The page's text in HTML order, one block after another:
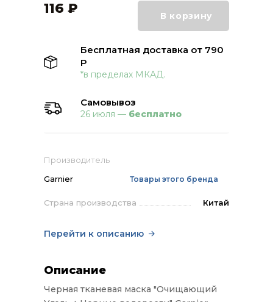
Производитель
Garnier
Товары этого бренда
Страна производства Китай
Перейти к описанию
116 ₽ В корзину
Бесплатная доставка от 790
Р
*в пределах МКАД.
Самовывоз
26 июля — бесплатно
Описание
Черная тканевая маска "Очищающий